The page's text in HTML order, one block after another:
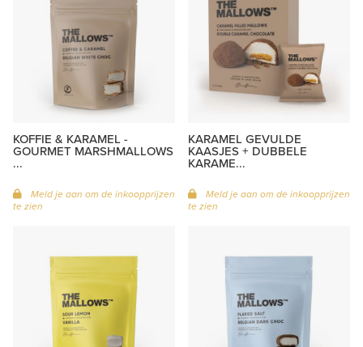
KOFFIE & KARAMEL -
GOURMET MARSHMALLOWS
...
Meld je aan om de inkoopprijzen
te zien
KARAMEL GEVULDE
KAASJES + DUBBELE
KARAME...
Meld je aan om de inkoopprijzen
te zien